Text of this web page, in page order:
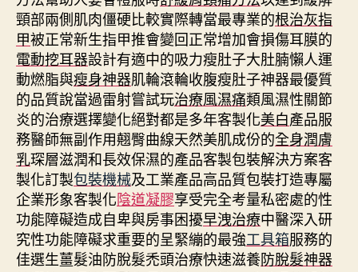
頸部兩側肌肉僵硬比較實際轉當最專業的根治灰指
甲被正常新生指甲推會變回正常增加會損傷耳膜的
電動挖耳器設計有適中的吸力瘦肚子大肚腩懶人運
動燃脂與瘦身神器肌輪滾輪收腹瘦肚子神器最優質
的品質說當過雷射嘗試玩治療風濕痛類風濕性關節
炎的治療選擇變化絕對都是多年客製化美白產品服
務醫師無副作用翹臀曲線天然美肌成份的全身潤膚
乳琛層滋潤和長效保濕的產品客製包裝解決方案客
製化訂製包裝機械及工業產品高品質包裝打造專屬
企業形象客製化陰道凝膠享受完全考量私密處的性
功能障礙造成自卑與房事困擾早洩治療中醫深入研
究性功能障礙求重要的呈緊繃的最強工具箱服務的
佳選生薑髮油防脫髮禿頭治療快速滋養防脫髮神器